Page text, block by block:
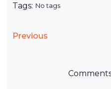
Tags: No tags
Previous